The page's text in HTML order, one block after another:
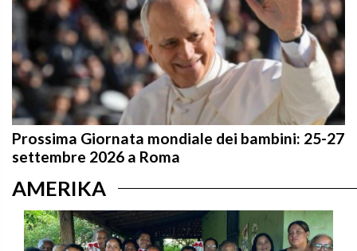
Prossima Giornata mondiale dei bambini: 25-27
settembre 2026 a Roma
AMERIKA